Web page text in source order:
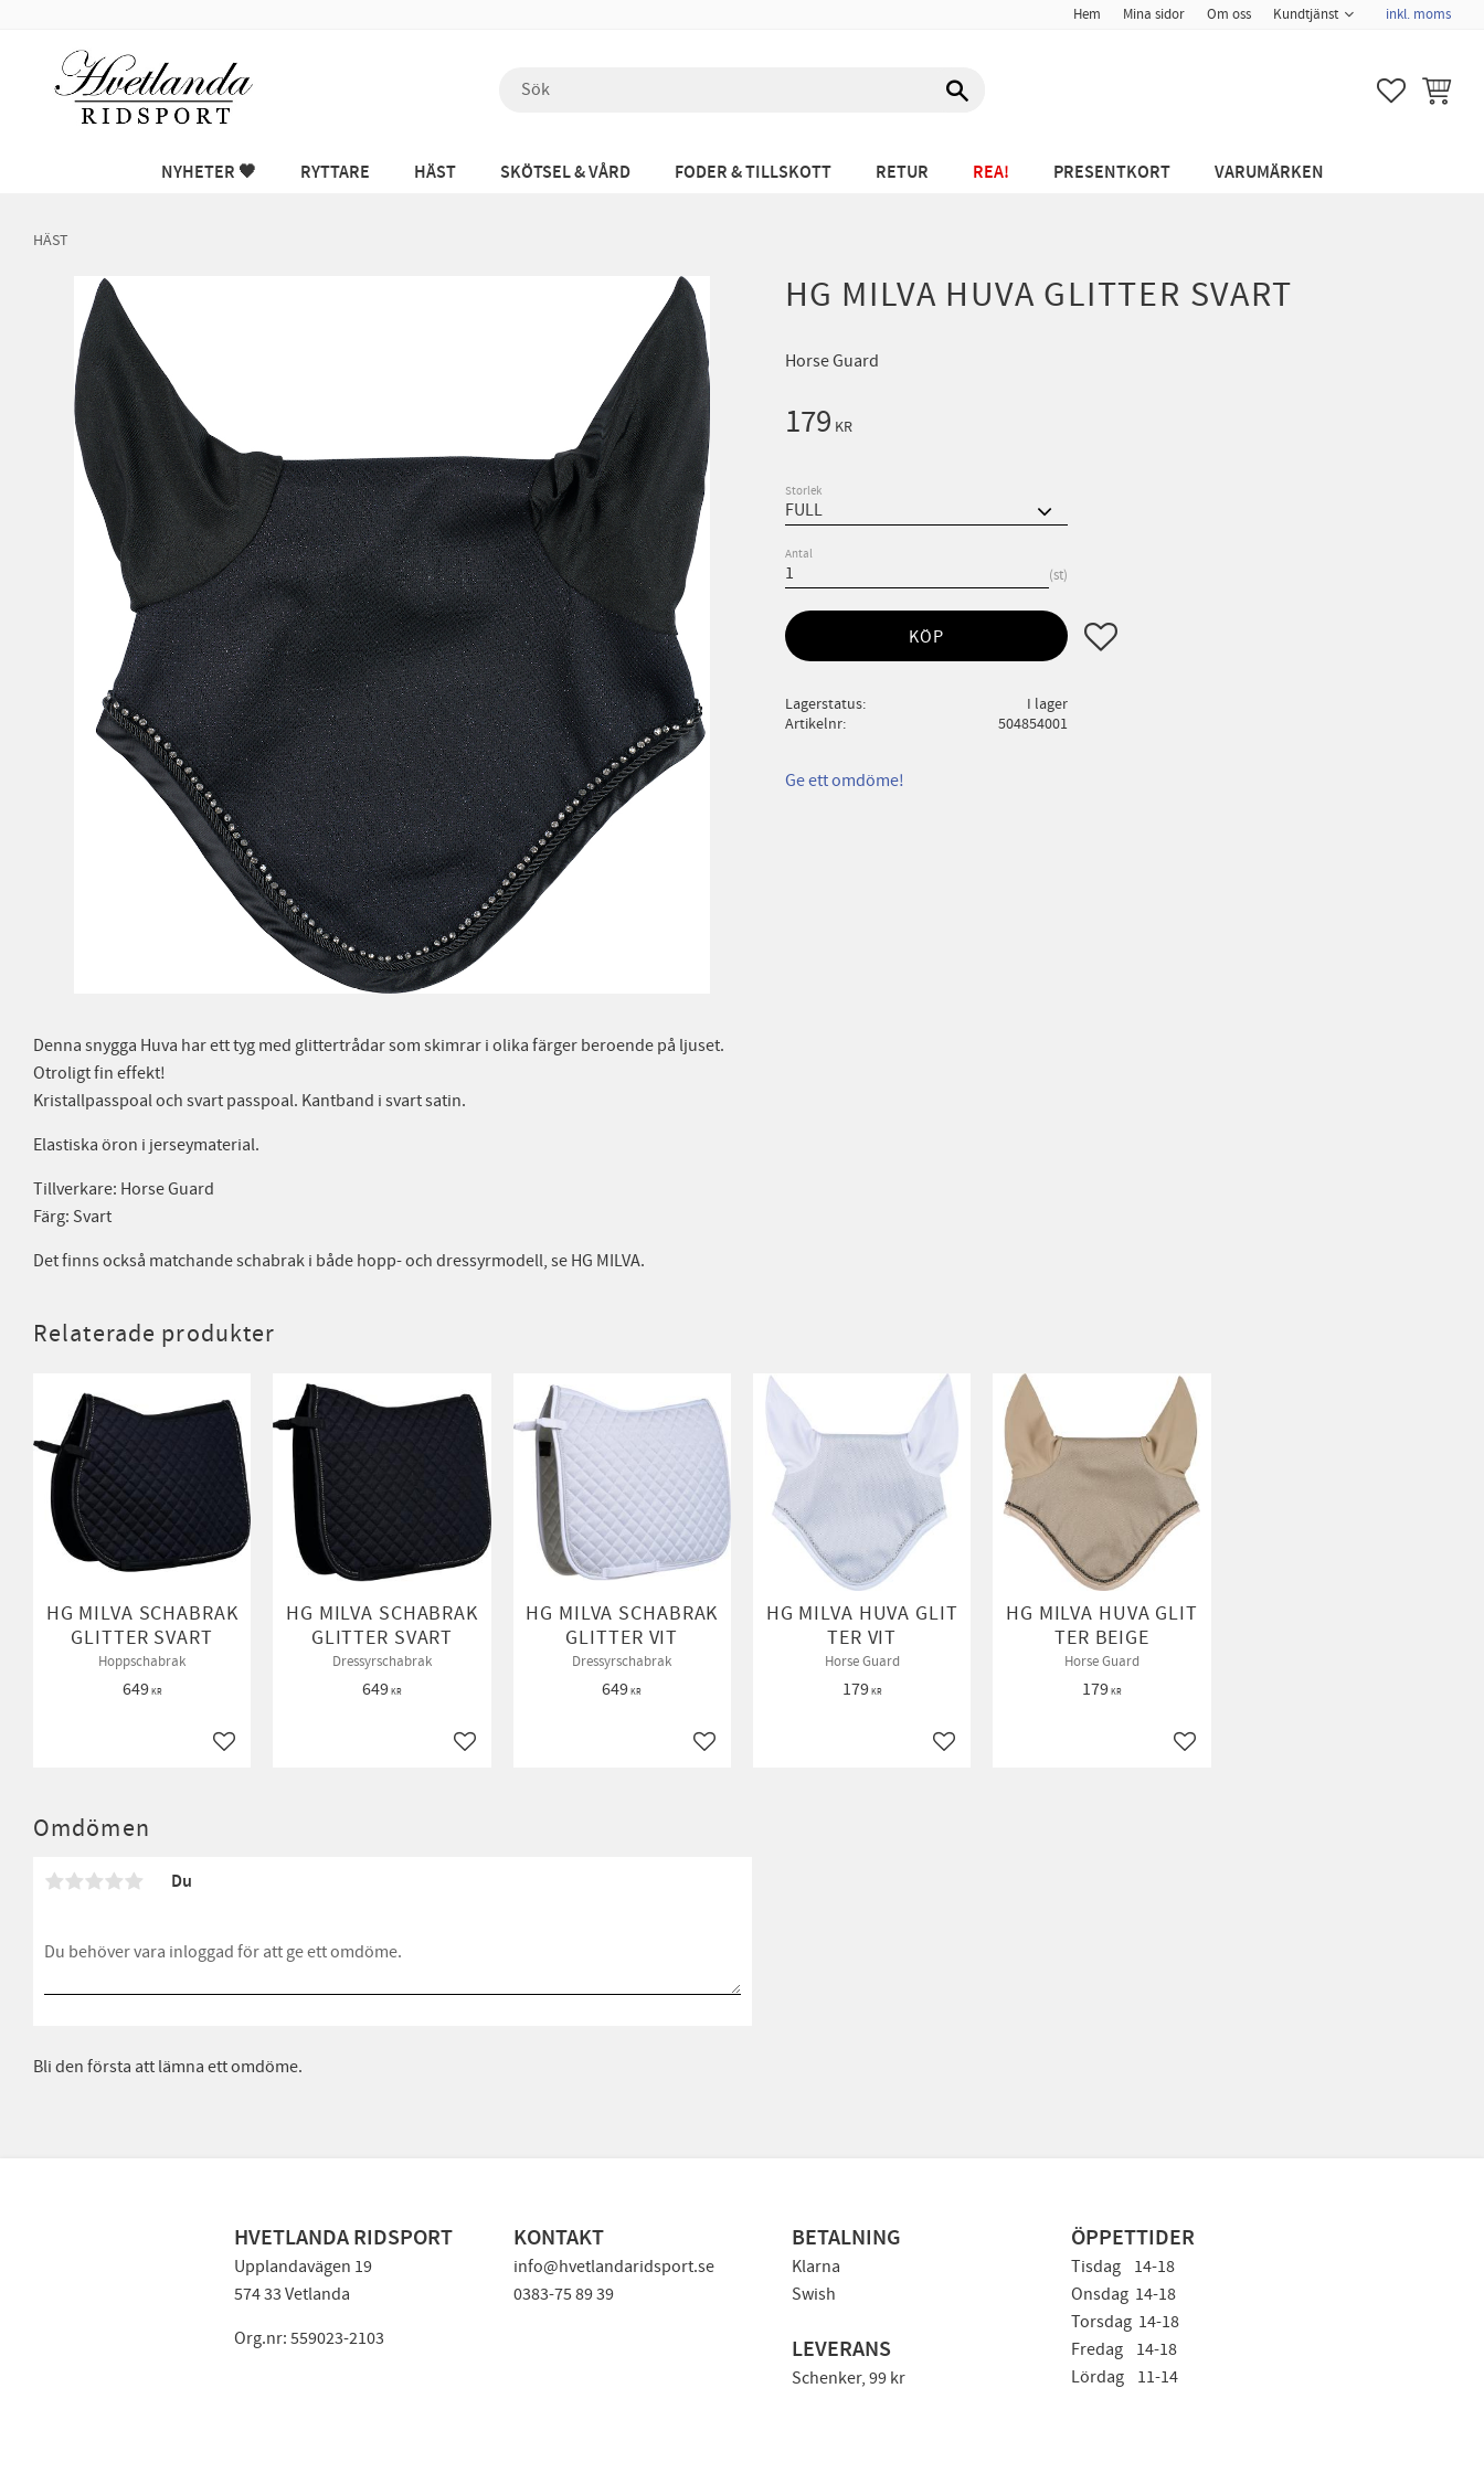
Hem Mina sidor Om oss Kundtjänst inkl. moms
FAVORITER
NYHETER 🖤 RYTTARE HÄST SKÖTSEL & VÅRD FODER & TILLSKOTT RETUR REA! PRESENTKORT VARUMÄRKEN
HÄST
HG MILVA HUVA GLITTER SVART
Horse Guard
179 KR
Storlek
Antal
st
KÖP Lägg till i favoriter
Lagerstatus
I lager
Artikelnr
504854001
Ge ett omdöme!
Denna snygga Huva har ett tyg med glittertrådar som skimrar i olika färger beroende på ljuset.
Otroligt fin effekt!
Kristallpasspoal och svart passpoal. Kantband i svart satin.
Elastiska öron i jerseymaterial.
Tillverkare: Horse Guard
Färg: Svart
Det finns också matchande schabrak i både hopp- och dressyrmodell, se HG MILVA.
Omdömen
Du
Bli den första att lämna ett omdöme.
Relaterade produkter
HG MILVA SCHABRAK
GLITTER SVART
Hoppschabrak
649KR
Lägg till i favoriter
HG MILVA SCHABRAK
GLITTER SVART
Dressyrschabrak
649KR
Lägg till i favoriter
HG MILVA SCHABRAK
GLITTER VIT
Dressyrschabrak
649KR
Lägg till i favoriter
HG MILVA HUVA GLIT
TER VIT
Horse Guard
179KR
Lägg till i favoriter
HG MILVA HUVA GLIT
TER BEIGE
Horse Guard
179KR
Lägg till i favoriter
HVETLANDA RIDSPORT
Upplandavägen 19
574 33 Vetlanda
Org.nr: 559023-2103
KONTAKT
info@hvetlandaridsport.se
0383-75 89 39
BETALNING
Klarna
Swish
LEVERANS
Schenker, 99 kr
ÖPPETTIDER
Tisdag 14-18
Onsdag 14-18
Torsdag 14-18
Fredag 14-18
Lördag 11-14